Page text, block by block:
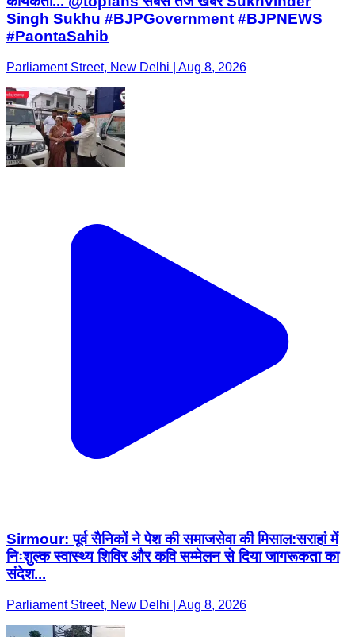
Singh Sukhu #BJPGovernment #BJPNEWS
#PaontaSahib
Parliament Street, New Delhi | Aug 8, 2026
Sirmour: पूर्व सैनिकों ने पेश की समाजसेवा की मिसाल:सराहां में
निःशुल्क स्वास्थ्य शिविर और कवि सम्मेलन से दिया जागरूकता का
संदेश...
Parliament Street, New Delhi | Aug 8, 2026